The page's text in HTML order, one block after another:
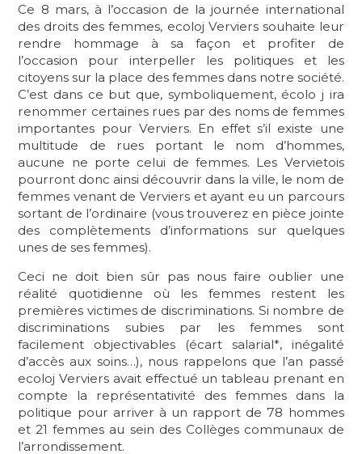
Ce 8 mars, à l’occasion de la journée international
des droits des femmes, ecoloj Verviers souhaite leur
rendre hommage à sa façon et profiter de
l’occasion pour interpeller les politiques et les
citoyens sur la place des femmes dans notre société.
C’est dans ce but que, symboliquement, écolo j ira
renommer certaines rues par des noms de femmes
importantes pour Verviers. En effet s’il existe une
multitude de rues portant le nom d’hommes,
aucune ne porte celui de femmes. Les Vervietois
pourront donc ainsi découvrir dans la ville, le nom de
femmes venant de Verviers et ayant eu un parcours
sortant de l’ordinaire (vous trouverez en pièce jointe
des complètements d’informations sur quelques
unes de ses femmes).
Ceci ne doit bien sûr pas nous faire oublier une
réalité quotidienne où les femmes restent les
premières victimes de discriminations. Si nombre de
discriminations subies par les femmes sont
facilement objectivables (écart salarial*, inégalité
d’accès aux soins…), nous rappelons que l’an passé
ecoloj Verviers avait effectué un tableau prenant en
compte la représentativité des femmes dans la
politique pour arriver à un rapport de 78 hommes
et 21 femmes au sein des Collèges communaux de
l’arrondissement.